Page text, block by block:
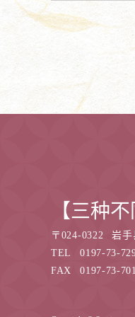
【三种
〒 024-0322
岩手
TEL
0197-73-
FAX
0197-73-